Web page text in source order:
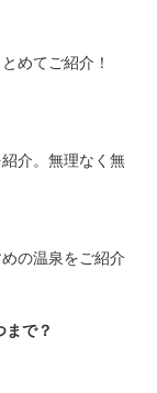
めてご紹介！
介。無理なく無
の温泉をご紹介
で？